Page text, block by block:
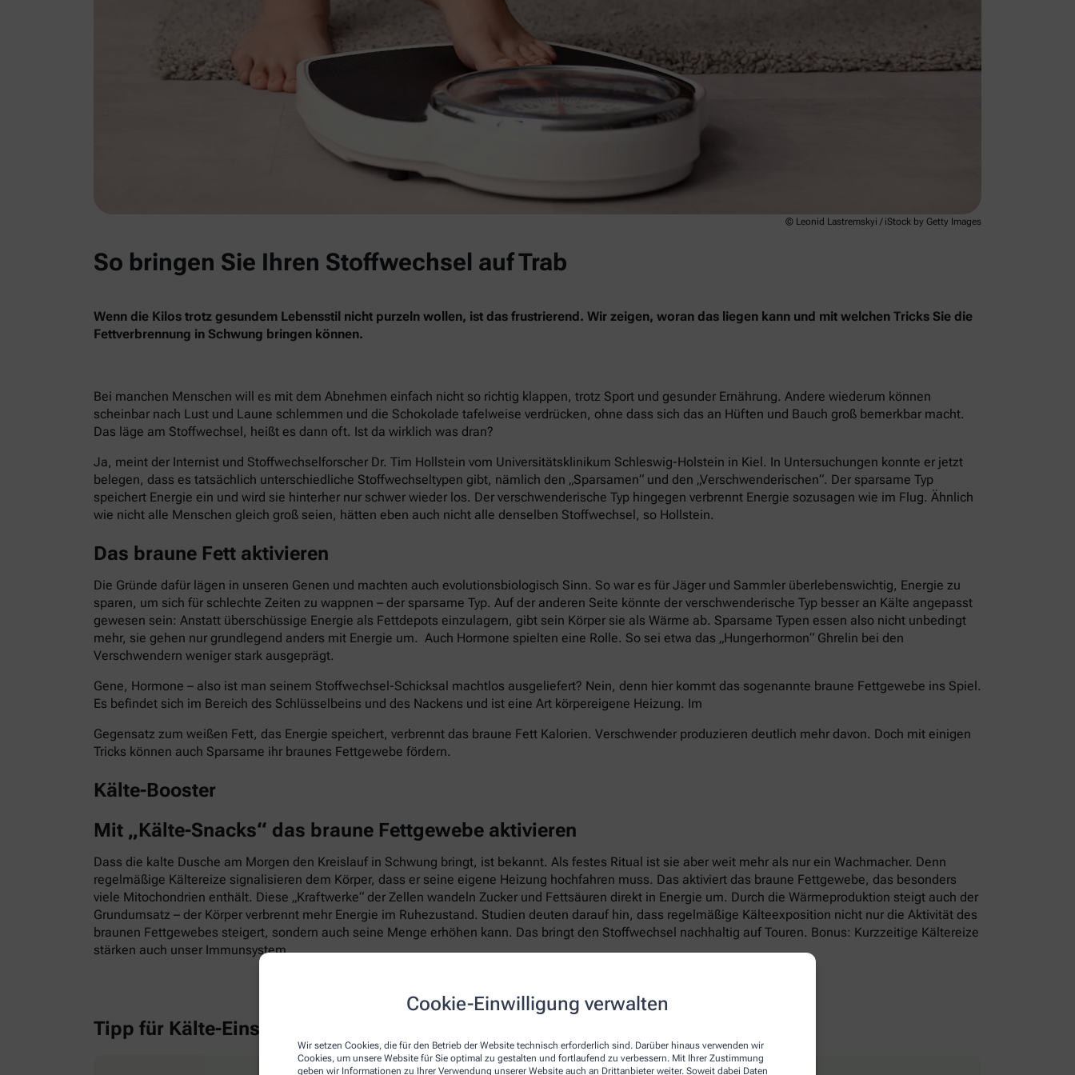
Cookie-Einwilligung verwalten
Wir setzen Cookies, die für den Betrieb der Website technisch erforderlich sind. Darüber hinaus verwenden wir
Cookies, um unsere Website für Sie optimal zu gestalten und fortlaufend zu verbessern. Mit Ihrer Zustimmung
geben wir Informationen zu Ihrer Verwendung unserer Website auch an Drittanbieter weiter. Soweit dabei Daten
© Leonid Lastremskyi / iStock by Getty Images
So bringen Sie Ihren Stoffwechsel auf Trab
Wenn die Kilos trotz gesundem Lebensstil nicht purzeln wollen, ist das frustrierend. Wir zeigen, woran das liegen kann und mit welchen Tricks Sie die
Fettverbrennung in Schwung bringen können.
Bei manchen Menschen will es mit dem Abnehmen einfach nicht so richtig klappen, trotz Sport und gesunder Ernährung. Andere wiederum können
scheinbar nach Lust und Laune schlemmen und die Schokolade tafelweise verdrücken, ohne dass sich das an Hüften und Bauch groß bemerkbar macht.
Das läge am Stoffwechsel, heißt es dann oft. Ist da wirklich was dran?
Ja, meint der Internist und Stoffwechselforscher Dr. Tim Hollstein vom Universitätsklinikum Schleswig-Holstein in Kiel. In Untersuchungen konnte er jetzt
belegen, dass es tatsächlich unterschiedliche Stoffwechseltypen gibt, nämlich den „Sparsamen“ und den „Verschwenderischen“. Der sparsame Typ
speichert Energie ein und wird sie hinterher nur schwer wieder los. Der verschwenderische Typ hingegen verbrennt Energie sozusagen wie im Flug. Ähnlich
wie nicht alle Menschen gleich groß seien, hätten eben auch nicht alle denselben Stoffwechsel, so Hollstein.
Das braune Fett aktivieren
Die Gründe dafür lägen in unseren Genen und machten auch evolutionsbiologisch Sinn. So war es für Jäger und Sammler überlebenswichtig, Energie zu
sparen, um sich für schlechte Zeiten zu wappnen – der sparsame Typ. Auf der anderen Seite könnte der verschwenderische Typ besser an Kälte angepasst
gewesen sein: Anstatt überschüssige Energie als Fettdepots einzulagern, gibt sein Körper sie als Wärme ab. Sparsame Typen essen also nicht unbedingt
mehr, sie gehen nur grundlegend anders mit Energie um. Auch Hormone spielten eine Rolle. So sei etwa das „Hungerhormon“ Ghrelin bei den
Verschwendern weniger stark ausgeprägt.
Gene, Hormone – also ist man seinem Stoffwechsel-Schicksal machtlos ausgeliefert? Nein, denn hier kommt das sogenannte braune Fettgewebe ins Spiel.
Es befindet sich im Bereich des Schlüsselbeins und des Nackens und ist eine Art körpereigene Heizung. Im
Gegensatz zum weißen Fett, das Energie speichert, verbrennt das braune Fett Kalorien. Verschwender produzieren deutlich mehr davon. Doch mit einigen
Tricks können auch Sparsame ihr braunes Fettgewebe fördern.
Kälte-Booster
Mit „Kälte-Snacks“ das braune Fettgewebe aktivieren
Dass die kalte Dusche am Morgen den Kreislauf in Schwung bringt, ist bekannt. Als festes Ritual ist sie aber weit mehr als nur ein Wachmacher. Denn
regelmäßige Kältereize signalisieren dem Körper, dass er seine eigene Heizung hochfahren muss. Das aktiviert das braune Fettgewebe, das besonders
viele Mitochondrien enthält. Diese „Kraftwerke“ der Zellen wandeln Zucker und Fettsäuren direkt in Energie um. Durch die Wärmeproduktion steigt auch der
Grundumsatz – der Körper verbrennt mehr Energie im Ruhezustand. Studien deuten darauf hin, dass regelmäßige Kälteexposition nicht nur die Aktivität des
braunen Fettgewebes steigert, sondern auch seine Menge erhöhen kann. Das bringt den Stoffwechsel nachhaltig auf Touren. Bonus: Kurzzeitige Kältereize
stärken auch unser Immunsystem.
Tipp für Kälte-Einsteiger